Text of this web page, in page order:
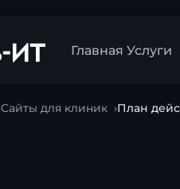
Главная Услуги
Сайты для клиник План